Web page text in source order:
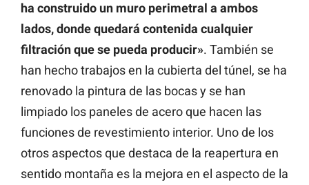
ha construido un muro perimetral a ambos
lados, donde quedará contenida cualquier
filtración que se pueda producir». También se
han hecho trabajos en la cubierta del túnel, se ha
renovado la pintura de las bocas y se han
limpiado los paneles de acero que hacen las
funciones de revestimiento interior. Uno de los
otros aspectos que destaca de la reapertura en
sentido montaña es la mejora en el aspecto de la